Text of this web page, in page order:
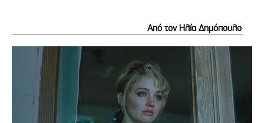
Από τον Ηλία Δημόπουλο